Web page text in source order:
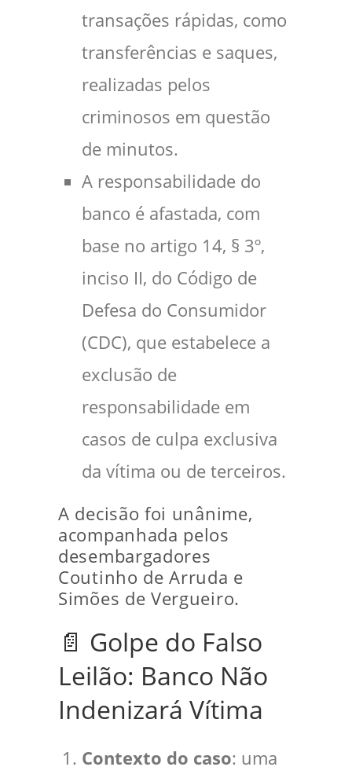
transações rápidas, como
transferências e saques,
realizadas pelos
criminosos em questão
de minutos.
A responsabilidade do
banco é afastada, com
base no artigo 14, § 3º,
inciso II, do Código de
Defesa do Consumidor
(CDC), que estabelece a
exclusão de
responsabilidade em
casos de culpa exclusiva
da vítima ou de terceiros.
A decisão foi unânime,
acompanhada pelos
desembargadores
Coutinho de Arruda e
Simões de Vergueiro.
📄 Golpe do Falso
Leilão: Banco Não
Indenizará Vítima
Contexto do caso: uma